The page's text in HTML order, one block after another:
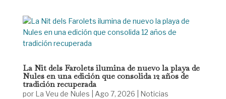
La Nit dels Farolets ilumina de nuevo la playa de
Nules en una edición que consolida 12 años de
tradición recuperada
por La Veu de Nules Ago 7, 2026 Noticias